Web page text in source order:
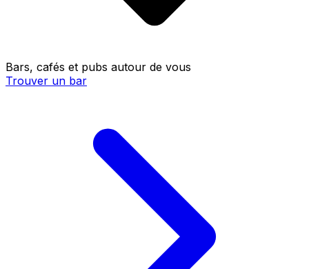
Bars, cafés et pubs autour de vous
Trouver un bar